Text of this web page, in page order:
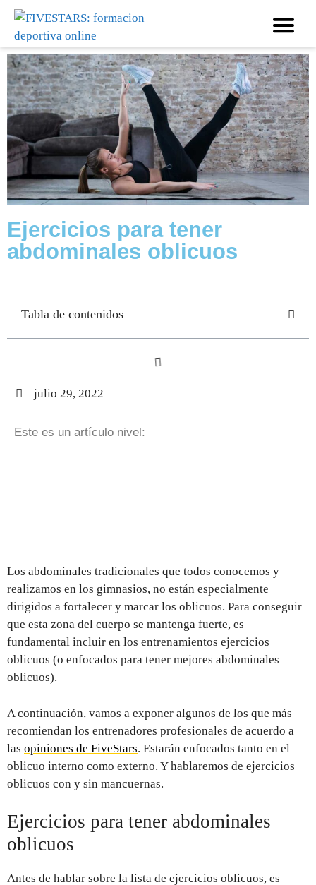
Ejercicios para tener
abdominales oblicuos
Tabla de contenidos
julio 29, 2022
Este es un artículo nivel:
Los abdominales tradicionales que todos conocemos y
realizamos en los gimnasios, no están especialmente
dirigidos a fortalecer y marcar los oblicuos. Para conseguir
que esta zona del cuerpo se mantenga fuerte, es
fundamental incluir en los entrenamientos ejercicios
oblicuos (o enfocados para tener mejores abdominales
oblicuos).
A continuación, vamos a exponer algunos de los que más
recomiendan los entrenadores profesionales de acuerdo a
las opiniones de FiveStars. Estarán enfocados tanto en el
oblicuo interno como externo. Y hablaremos de ejercicios
oblicuos con y sin mancuernas.
Ejercicios para tener abdominales
oblicuos
Antes de hablar sobre la lista de ejercicios oblicuos, es